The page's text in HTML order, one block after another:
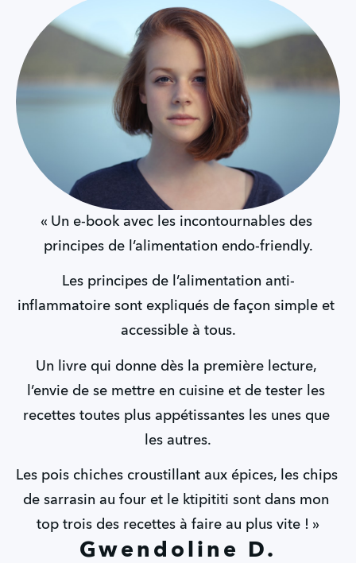
Gwendoline D.
« Un e-book avec les incontournables des
principes de l’alimentation endo-friendly.
Les principes de l’alimentation anti-
inflammatoire sont expliqués de façon simple et
accessible à tous.
Un livre qui donne dès la première lecture,
l’envie de se mettre en cuisine et de tester les
recettes toutes plus appétissantes les unes que
les autres.
Les pois chiches croustillant aux épices, les chips
de sarrasin au four et le ktipititi sont dans mon
top trois des recettes à faire au plus vite ! »